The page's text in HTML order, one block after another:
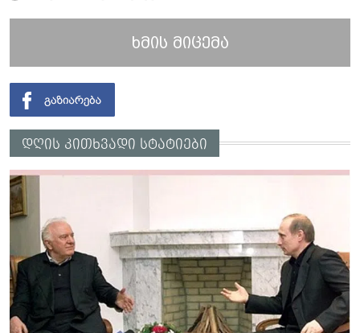
ხმის მიცემა
დღის კითხვადი სტატიები